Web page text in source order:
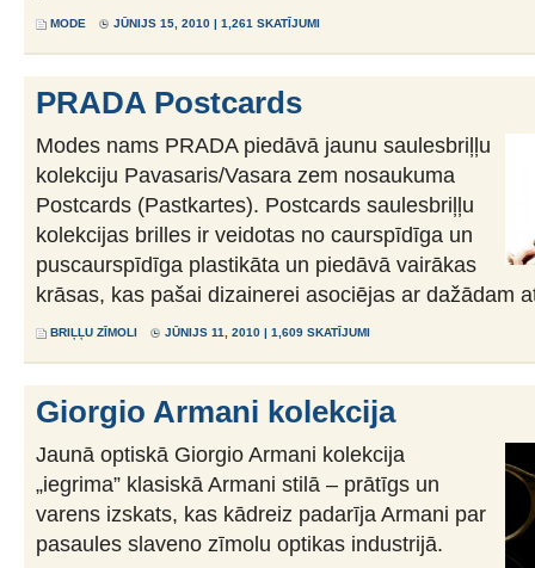
MODE JŪNIJS 15, 2010 | 1,261 SKATĪJUMI
PRADA Postcards
Modes nams PRADA piedāvā jaunu saulesbriļļu
kolekciju Pavasaris/Vasara zem nosaukuma
Postcards (Pastkartes). Postcards saulesbriļļu
kolekcijas brilles ir veidotas no caurspīdīga un
puscaurspīdīga plastikāta un piedāvā vairākas
krāsas, kas pašai dizainerei asociējas ar dažādam
BRIĻĻU ZĪMOLI JŪNIJS 11, 2010 | 1,609 SKATĪJUMI
Giorgio Armani kolekcija
Jaunā optiskā Giorgio Armani kolekcija
„iegrima” klasiskā Armani stilā – prātīgs un
varens izskats, kas kādreiz padarīja Armani par
pasaules slaveno zīmolu optikas industrijā.